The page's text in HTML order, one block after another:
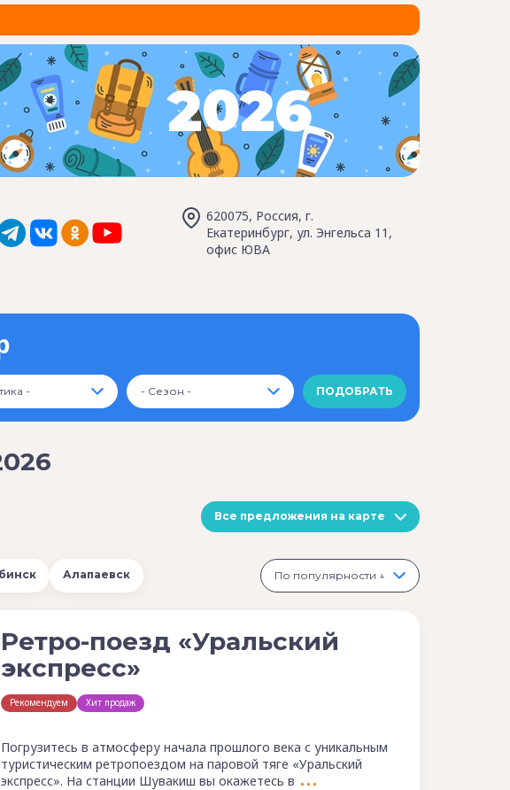
2026
620075, Россия, г.
Екатеринбург, ул. Энгельса 11,
офис ЮВА
- - Сезон -
Все предложения на карте
Алапаевск По популярности ↓
Ретро-поезд «Уральский
экспресс»
Рекомендуем Хит продаж
Погрузитесь в атмосферу начала прошлого века с уникальным
туристическим ретропоездом на паровой тяге «Уральский
экспресс». На станции Шувакиш вы окажетесь в